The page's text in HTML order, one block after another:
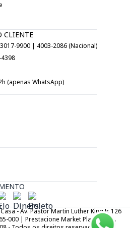
CLIENTE
9900 | 4003-2086 (Nacional)
(apenas WhatsApp)
- Av. Pastor Martin Luther King Jr. 126
000 | Prestacione Market Place LTDA.